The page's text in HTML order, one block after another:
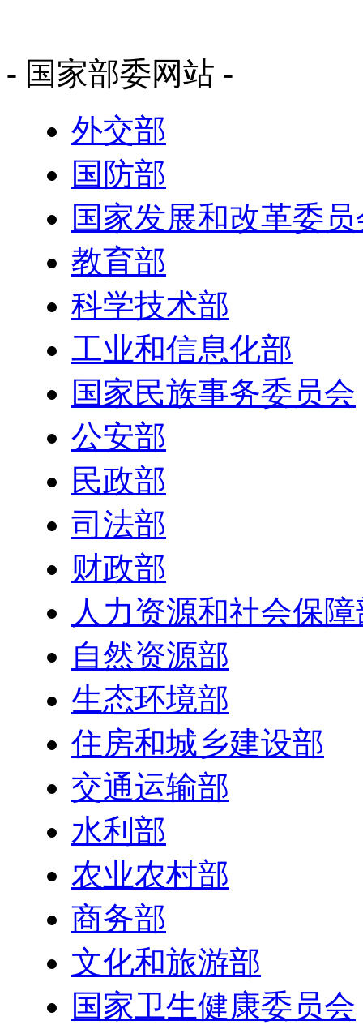
- 国家部委网站 -
外交部
国防部
国家发展和改革委
教育部
科学技术部
工业和信息化部
国家民族事务委员会
公安部
民政部
司法部
财政部
人力资源和社会保
自然资源部
生态环境部
住房和城乡建设部
交通运输部
水利部
农业农村部
商务部
文化和旅游部
国家卫生健康委员会